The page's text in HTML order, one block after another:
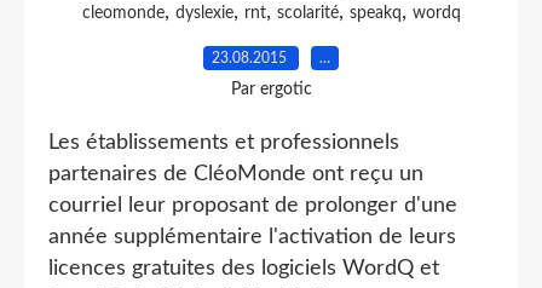
cleomonde, dyslexie, rnt, scolarité, speakq, wordq
23.08.2015 …
Par ergotic
Les établissements et professionnels
partenaires de CléoMonde ont reçu un
courriel leur proposant de prolonger d'une
année supplémentaire l'activation de leurs
licences gratuites des logiciels WordQ et